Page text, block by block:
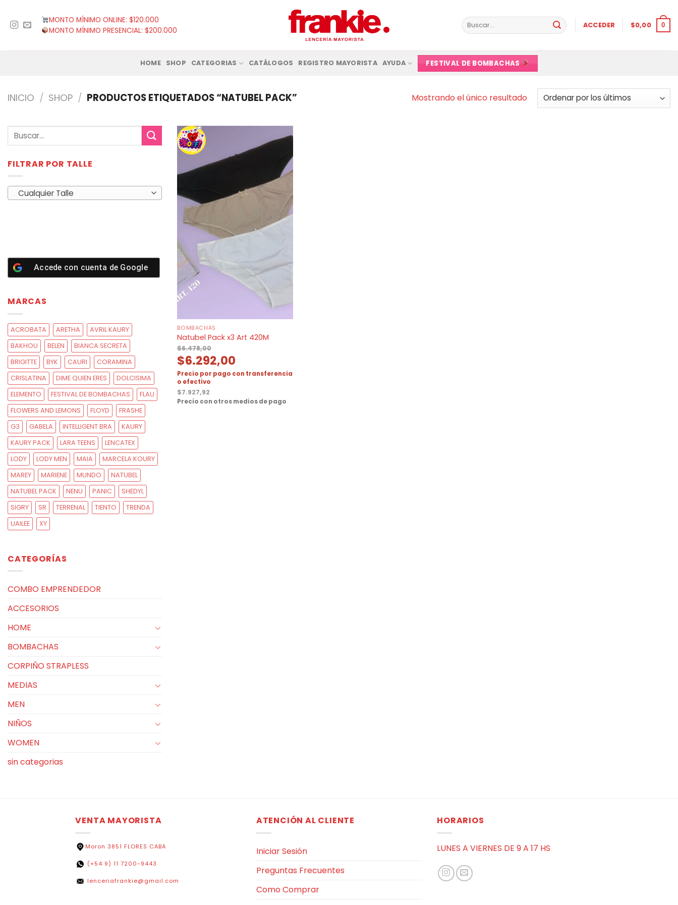
contenido
MONTO MÍNIMO ONLINE: $120.000
MONTO MÍNIMO PRESENCIAL: $200.000
Buscar
por:
ACCEDER $0,00 0
HOME SHOP CATEGORIAS CATÁLOGOS REGISTRO MAYORISTA AYUDA FESTIVAL DE BOMBACHAS
INICIO / SHOP / PRODUCTOS ETIQUETADOS “NATUBEL PACK” Mostrando el único resultado
Buscar
FILTRAR POR TALLE
Cualquier Talle
Accede con cuenta de Google
MARCAS
ACROBATA ARETHA
AVRIL KAURY
BAKHOU
BELEN
BIANCA SECRETA
BRIGITTE
BYK CAURI
CORAMINA
CRISLATINA
DIME QUIEN ERES
DOLCISIMA
ELEMENTO
FESTIVAL DE BOMBACHAS
FLAU
FLOWERS AND LEMONS
FLOYD
FRASHE
G3
GABELA INTELLIGENT BRA
KAURY
KAURY PACK
LARA TEENS
LENCATEX
LODY
LODY MEN MAIA
MARCELA KOURY
MAREY
MARIENE MUNDO
NATUBEL
NATUBEL PACK
NENU PANIC
SHEDYL
SIGRY
SR TERRENAL TIENTO
TRENDA
UAILEE
XY
CATEGORÍAS
COMBO EMPRENDEDOR
ACCESORIOS
HOME
BOMBACHAS
CORPIÑO STRAPLESS
MEDIAS
MEN
NIÑOS
WOMEN
sin categorias
BOMBACHAS
Natubel Pack x3 Art 420M
$6.478,00
$6.292,00
Precio por pago con transferencia
o efectivo
$7.927,92
Precio con otros medios de pago
VENTA MAYORISTA
Moron 3851 FLORES CABA
(+54 9) 11 7200-9443
lenceriafrankie@gmail.com
ATENCIÓN AL CLIENTE
Iniciar Sesión
Preguntas Frecuentes
Como Comprar
HORARIOS
LUNES A VIERNES DE 9 A 17 HS